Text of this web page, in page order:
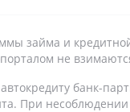
займа и
не
банк-
При